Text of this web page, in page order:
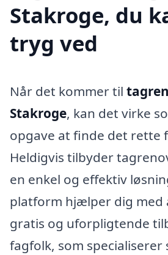
Stakroge, du
tryg ved
Når det kommer til
Stakroge, kan det virke
opgave at finde det rette
Heldigvis tilbyder
en enkel og effektiv
platform hjælper dig med
gratis og uforpligtende
fagfolk, som specialiserer